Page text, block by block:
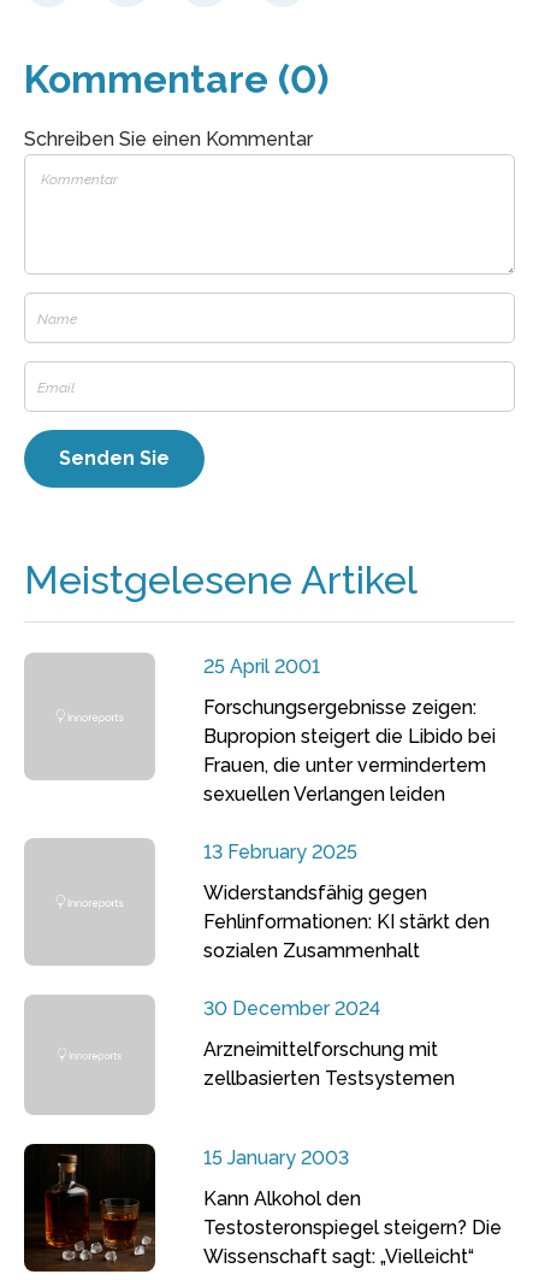
Kommentare (0)
Schreiben Sie einen Kommentar
Meistgelesene Artikel
25 April 2001
Forschungsergebnisse zeigen:
Bupropion steigert die Libido bei
Frauen, die unter vermindertem
sexuellen Verlangen leiden
13 February 2025
Widerstandsfähig gegen
Fehlinformationen: KI stärkt den
sozialen Zusammenhalt
30 December 2024
Arzneimittelforschung mit
zellbasierten Testsystemen
15 January 2003
Kann Alkohol den
Testosteronspiegel steigern? Die
Wissenschaft sagt: „Vielleicht“